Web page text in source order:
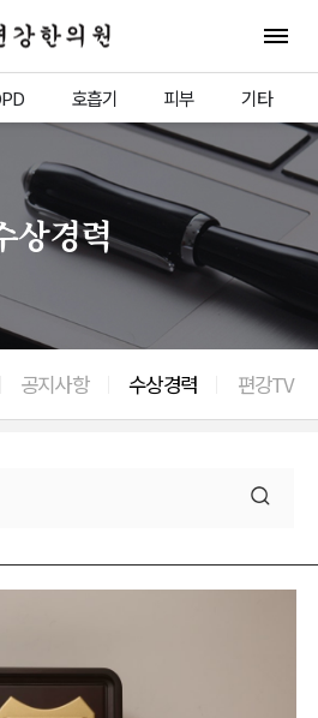
강한의원 전체
호흡기 피부 기타
상경력
공지사항 수상경력 편강TV